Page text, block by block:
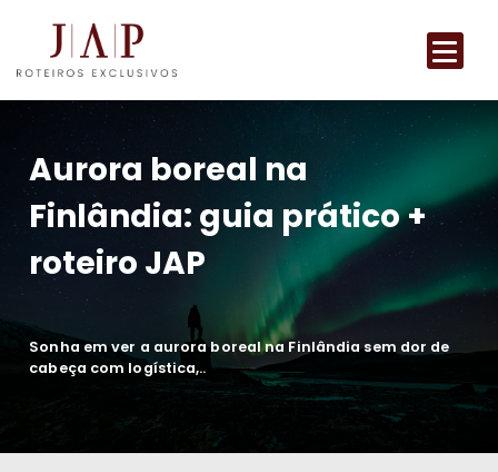
Aurora boreal na
Finlândia: guia prático +
roteiro JAP
Sonha em ver a aurora boreal na Finlândia sem dor de
cabeça com logística,..